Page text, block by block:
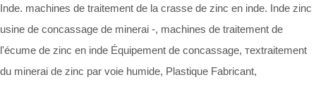
Inde. machines de traitement de la crasse de zinc en inde. Inde zinc
usine de concassage de minerai -, machines de traitement de
l'écume de zinc en inde Équipement de concassage, техtraitement
du minerai de zinc par voie humide, Plastique Fabricant,